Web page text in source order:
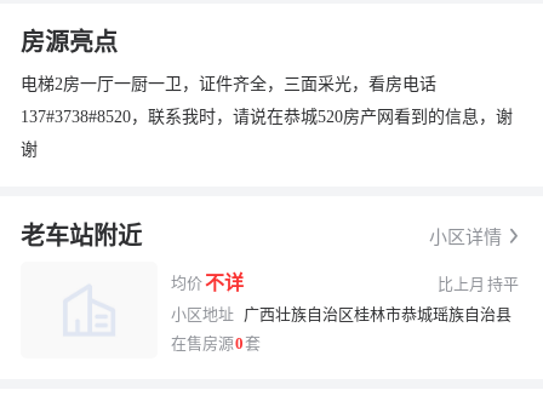
房源亮点
电梯2房一厅一厨一卫，证件齐全，三面采光，看房电话
137#3738#8520，联系我时，请说在恭城520房产网看到的信息，谢
谢
老车站附近 小区详情
均价不详 比上月 持平
小区地址 广西壮族自治区桂林市恭城瑶族自治县
在售房源0 套